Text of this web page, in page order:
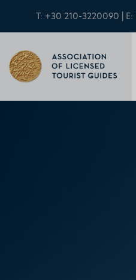
T: +30 210-3220090 | E: